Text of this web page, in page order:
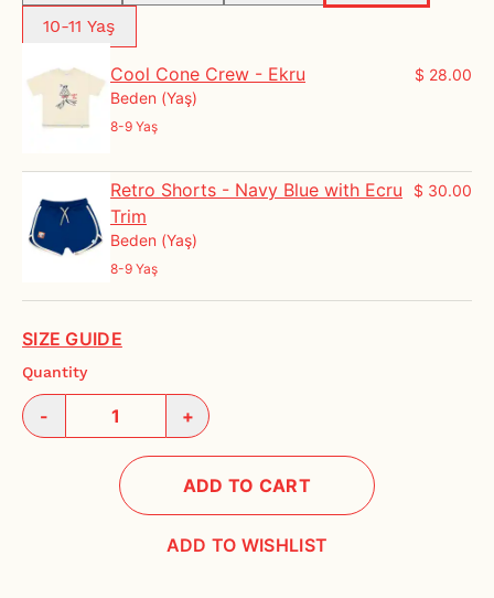
10-11 Yaş
Cool Cone Crew - Ekru
$ 28.00
Beden (Yaş)
8-9 Yaş
Retro Shorts - Navy Blue with Ecru
Trim
$ 30.00
Beden (Yaş)
8-9 Yaş
SIZE GUIDE
Quantity
- +
ADD TO CART
ADD TO WISHLIST